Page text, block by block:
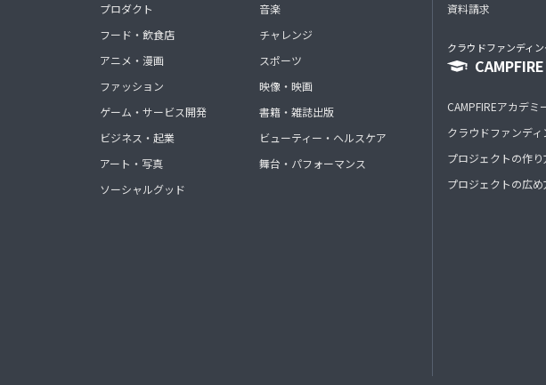
プロダクト
フード・飲食店
アニメ・漫画
ファッション
ゲーム・サービス開発
ビジネス・起業
アート・写真
ソーシャルグッド
音楽
チャレンジ
スポーツ
映像・映画
書籍・雑誌出版
ビューティー・ヘルスケア
舞台・パフォーマンス
資料請求
クラウドファンディ
CAMPFIREアカデミ
クラウドファンディ
プロジェクトの作り
プロジェクトの広め